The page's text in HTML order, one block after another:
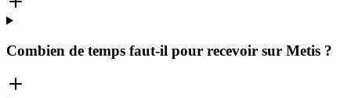
Combien de temps faut-il pour recevoir sur Metis ?